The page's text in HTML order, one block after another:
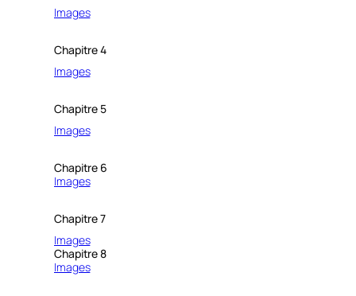
Images
Chapitre 4
Images
Chapitre 5
Images
Chapitre 6
Images
Chapitre 7
Images
Chapitre 8
Images